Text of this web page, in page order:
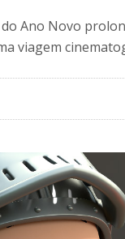
Ano Novo
viagem